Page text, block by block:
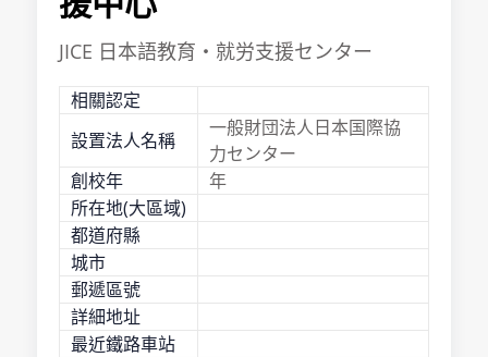
JICE 日本語教育・就労支援センター
相關認定
設置法人名稱
一般財団法人日本国際協
力センター
創校年
年
所在地(大區域)
都道府縣
城市
郵遞區號
詳細地址
最近鐵路車站